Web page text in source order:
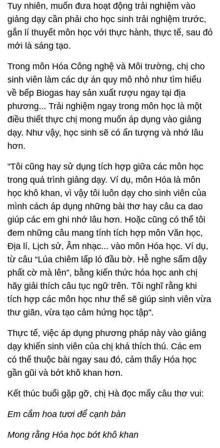
Tuy nhiên, muốn đưa hoạt động trải nghiệm vào
giảng dạy cần phải cho học sinh trải nghiệm trước,
gắn lí thuyết môn học với thực hành, thực tế, sau đó
mới là sáng tạo.
Trong môn Hóa Công nghệ và Môi trường, chị cho
sinh viên làm các dự án quy mô nhỏ như tìm hiểu
về bếp Biogas hay sản xuất rượu ngay tại địa
phương... Trải nghiệm ngay trong môn học là một
điều thiết thực chị mong muốn áp dụng vào giảng
dạy. Như vậy, học sinh sẽ có ấn tượng và nhớ lâu
hơn.
"Tôi cũng hay sử dụng tích hợp giữa các môn học
trong quá trình giảng dạy. Ví dụ, môn Hóa là môn
học khô khan, vì vậy tôi luôn dạy cho sinh viên của
mình cách áp dụng những bài thơ hay câu ca dao
giúp các em ghi nhớ lâu hơn. Hoặc cũng có thể tôi
đem những câu mang tính tích hợp môn Văn học,
Địa lí, Lịch sử, Âm nhạc... vào môn Hóa học. Ví dụ,
từ câu “Lúa chiêm lấp ló đầu bờ. Hễ nghe sấm dậy
phất cờ mà lên”, bằng kiến thức hóa học anh chị
hãy giải thích câu tục ngữ trên. Tôi nghĩ rằng khi
tích hợp các môn học như thế sẽ giúp sinh viên vừa
thư giãn, vừa tạo cảm hứng học tập".
Thực tế, việc áp dụng phương pháp này vào giảng
dạy khiến sinh viên của chị khá thích thú. Các em
có thể thuộc bài ngay sau đó, cảm thấy Hóa học
gần gũi và bớt khô khan hơn.
Kết thúc buổi gặp gỡ, chị Hà đọc mấy câu thơ vui:
Em cắm hoa tươi để cạnh bàn
Mong rằng Hóa học bớt khô khan